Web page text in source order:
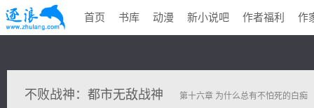
首页 书库 动漫 新小说吧 作者福利 作
不败战神：都市无敌战神 第十六章 为什么总有不怕死的白痴